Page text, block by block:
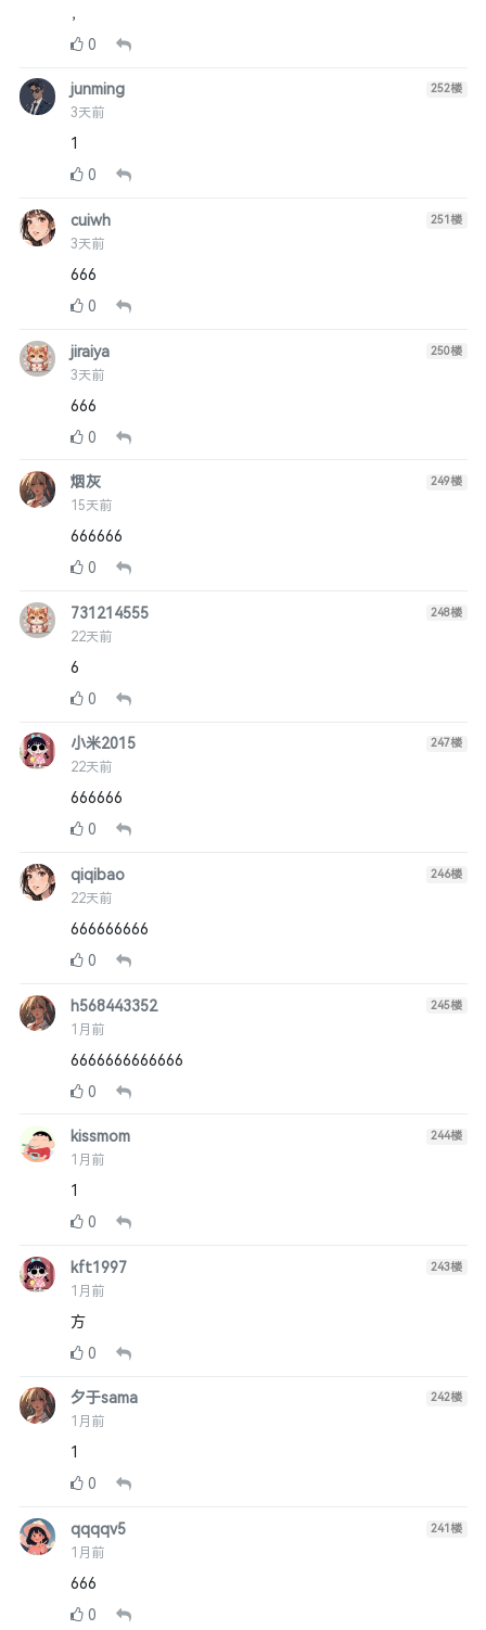
，
0
junming
3天前
252楼
1
0
cuiwh
3天前
251楼
666
0
jiraiya
3天前
250楼
666
0
烟灰
15天前
249楼
666666
0
731214555
22天前
248楼
6
0
小米2015
22天前
247楼
666666
0
qiqibao
22天前
246楼
666666666
0
h568443352
1月前
245楼
6666666666666
0
kissmom
1月前
244楼
1
0
kft1997
1月前
243楼
方
0
夕于sama
1月前
242楼
1
0
qqqqv5
1月前
241楼
666
0